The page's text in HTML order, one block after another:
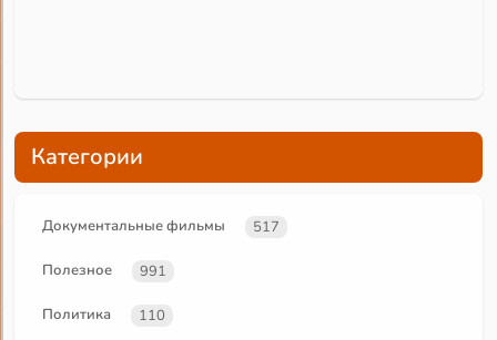
Категории
Документальные фильмы 517
Полезное 991
Политика 110